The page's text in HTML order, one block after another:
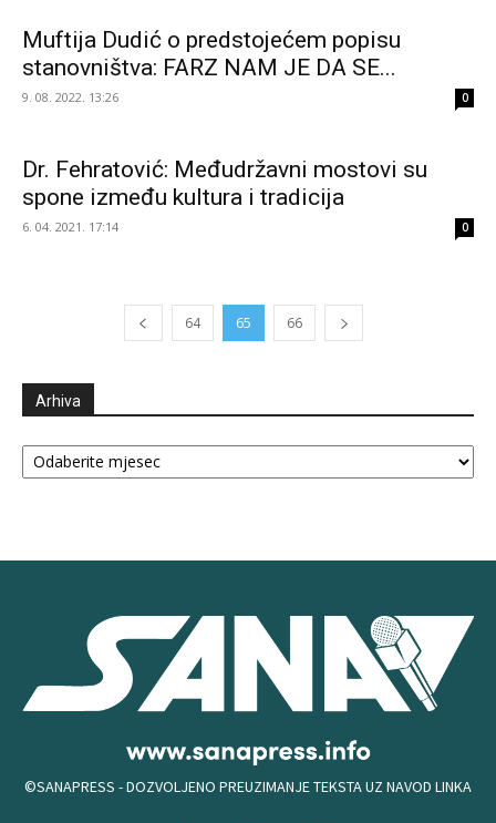
Muftija Dudić o predstojećem popisu
stanovništva: FARZ NAM JE DA SE...
9. 08. 2022. 13:26 0
Dr. Fehratović: Međudržavni mostovi su
spone između kultura i tradicija
6. 04. 2021. 17:14 0
64 65 66
Arhiva
Arhiva
©SANAPRESS - DOZVOLJENO PREUZIMANJE TEKSTA UZ NAVOD LINKA